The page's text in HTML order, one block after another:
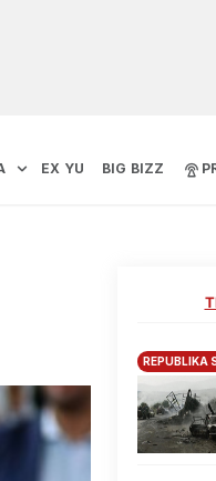
EX YU BIG BIZZ
REPUBLIKA